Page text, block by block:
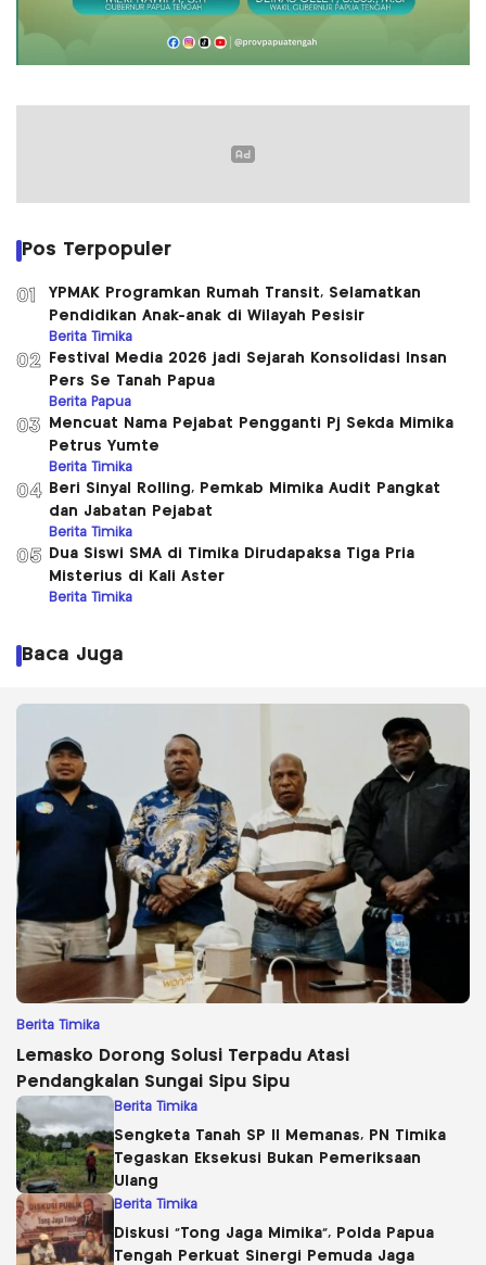
Pos Terpopuler
01
YPMAK Programkan Rumah Transit, Selamatkan
Pendidikan Anak-anak di Wilayah Pesisir
Berita Timika
02
Festival Media 2026 jadi Sejarah Konsolidasi Insan
Pers Se Tanah Papua
Berita Papua
03
Mencuat Nama Pejabat Pengganti Pj Sekda Mimika
Petrus Yumte
Berita Timika
04
Beri Sinyal Rolling, Pemkab Mimika Audit Pangkat
dan Jabatan Pejabat
Berita Timika
05
Dua Siswi SMA di Timika Dirudapaksa Tiga Pria
Misterius di Kali Aster
Berita Timika
Baca Juga
Berita Timika
Lemasko Dorong Solusi Terpadu Atasi
Pendangkalan Sungai Sipu Sipu
Berita Timika
Sengketa Tanah SP II Memanas, PN Timika
Tegaskan Eksekusi Bukan Pemeriksaan
Ulang
Berita Timika
Diskusi “Tong Jaga Mimika”, Polda Papua
Tengah Perkuat Sinergi Pemuda Jaga